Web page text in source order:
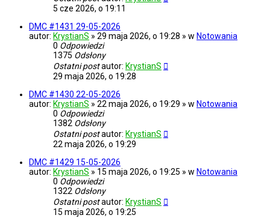
5 cze 2026, o 19:11
DMC #1431 29-05-2026
autor: KrystianS » 29 maja 2026, o 19:28 » w Notowania
0 Odpowiedzi
1375 Odsłony
Ostatni postautor: KrystianS
29 maja 2026, o 19:28
DMC #1430 22-05-2026
autor: KrystianS » 22 maja 2026, o 19:29 » w Notowania
0 Odpowiedzi
1382 Odsłony
Ostatni postautor: KrystianS
22 maja 2026, o 19:29
DMC #1429 15-05-2026
autor: KrystianS » 15 maja 2026, o 19:25 » w Notowania
0 Odpowiedzi
1322 Odsłony
Ostatni postautor: KrystianS
15 maja 2026, o 19:25